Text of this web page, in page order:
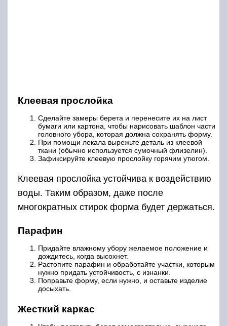
Клеевая прослойка
Сделайте замеры берета и перенесите их на лист
бумаги или картона, чтобы нарисовать шаблон части
головного убора, которая должна сохранять форму.
При помощи лекала вырежьте деталь из клеевой
ткани (обычно используется сумочный флизелин).
Зафиксируйте клеевую прослойку горячим утюгом.
Клеевая прослойка устойчива к воздействию
воды. Таким образом, даже после
многократных стирок форма будет держаться.
Парафин
Придайте влажному убору желаемое положение и
дождитесь, когда высохнет.
Растопите парафин и обработайте участки, которым
нужно придать устойчивость, с изнанки.
Поправьте форму, если нужно, и оставьте изделие
досыхать.
Жесткий каркас